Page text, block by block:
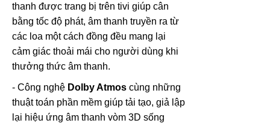
thanh được trang bị trên tivi giúp cân
bằng tốc độ phát, âm thanh truyền ra từ
các loa một cách đồng đều mang lại
cảm giác thoải mái cho người dùng khi
thưởng thức âm thanh.
- Công nghệ Dolby Atmos cùng những
thuật toán phần mềm giúp tải tạo, giả lập
lại hiệu ứng âm thanh vòm 3D sống